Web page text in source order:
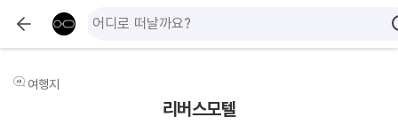
여행지
리버스모텔